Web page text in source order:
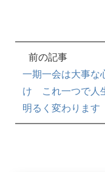
前の記事
一期一会は大事な
け これ一つで人
明るく変わります